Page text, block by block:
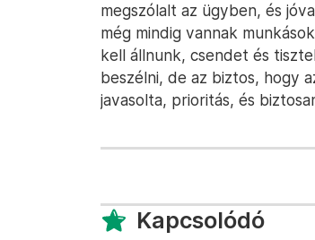
megszólalt az ügyben, és
még mindig vannak
kell állnunk, csendet és
beszélni, de az biztos, hogy
javasolta, prioritás, és
Kapcsolódó